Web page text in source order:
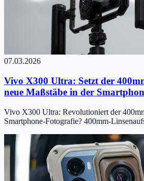
07.03.2026
Vivo X300 Ultra: Setzt der
neue Maßstäbe in der
Vivo X300 Ultra: Revolutioniert der
Smartphone-Fotografie? 400mm-